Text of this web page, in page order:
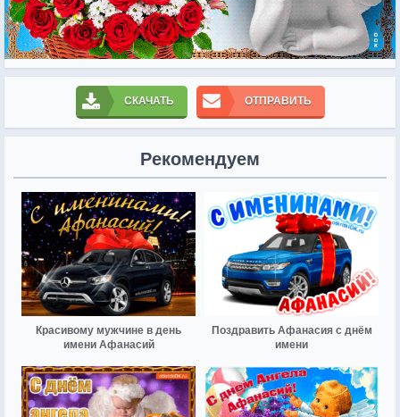
СКАЧАТЬ ОТПРАВИТЬ
Рекомендуем
Красивому мужчине в день
имени Афанасий
Поздравить Афанасия с днём
имени